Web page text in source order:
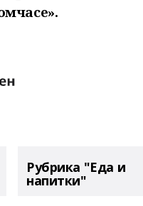
Рубрика "Еда и
напитки"